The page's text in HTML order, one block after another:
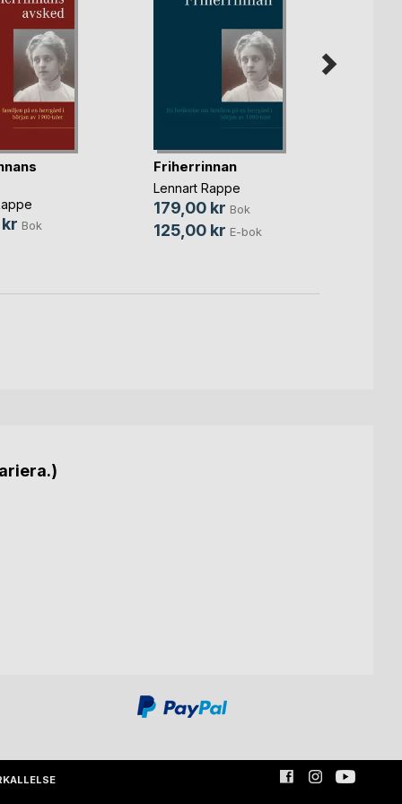
Bok
Friherrinnan
Lennart Rappe
179,00 kr Bok
125,00 kr E-bok